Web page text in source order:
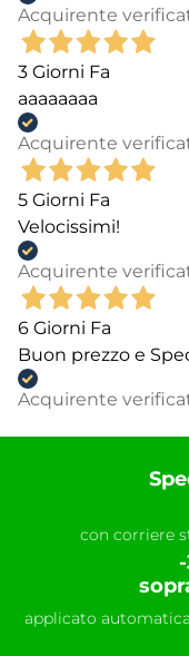
Acquirente
3 Giorni Fa
aaaaaaaa
Acquirente
5 Giorni Fa
Velocissimi!
Acquirente
6 Giorni Fa
Buon prezzo e
Acquirente
con corriere
applicato